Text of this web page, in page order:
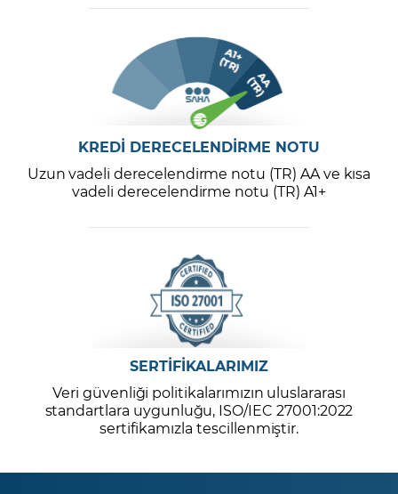
KREDİ DERECELENDİRME NOTU
Uzun vadeli derecelendirme notu (TR) AA ve kısa
vadeli derecelendirme notu (TR) A1+
SERTİFİKALARIMIZ
Veri güvenliği politikalarımızın uluslararası
standartlara uygunluğu, ISO/IEC 27001:2022
sertifikamızla tescillenmiştir.